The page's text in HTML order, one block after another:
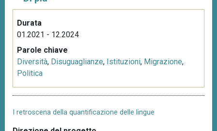
Durata
01.2021 - 12.2024
Parole chiave
Diversità, Disuguaglianze, Istituzioni, Migrazione,
Politica
I retroscena della quantificazione delle lingue